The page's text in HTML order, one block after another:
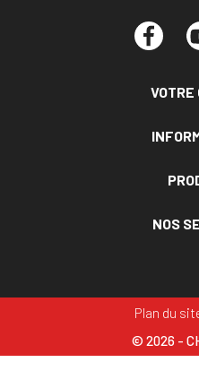
VOTRE
NOS
Plan du
© 2026 -